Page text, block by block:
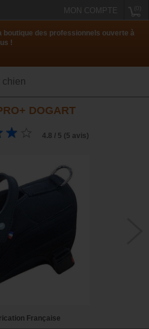
MON COMPTE
boutique des professionnels ouverte à
!
chien
DOGART
4.8 / 5 (5 avis)
Française